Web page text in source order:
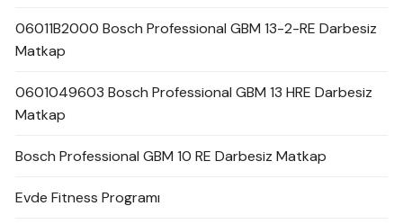
06011B2000 Bosch Professional GBM 13-2-RE Darbesiz
Matkap
0601049603 Bosch Professional GBM 13 HRE Darbesiz
Matkap
Bosch Professional GBM 10 RE Darbesiz Matkap
Evde Fitness Programı